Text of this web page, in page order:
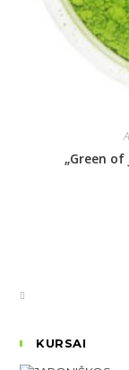
„Green
KURSAI